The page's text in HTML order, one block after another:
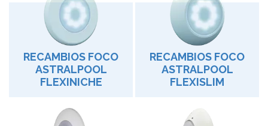
RECAMBIOS FOCO
ASTRALPOOL
FLEXINICHE
RECAMBIOS FOCO
ASTRALPOOL
FLEXISLIM